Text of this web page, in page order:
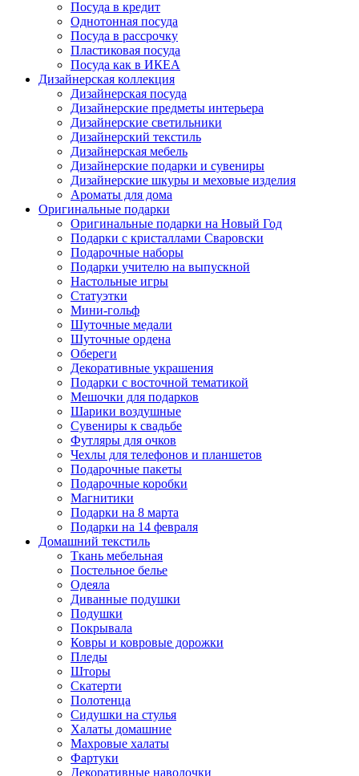
Посуда в кредит
Однотонная посуда
Посуда в рассрочку
Пластиковая посуда
Посуда как в ИКЕА
Дизайнерская коллекция
Дизайнерская посуда
Дизайнерские предметы интерьера
Дизайнерские светильники
Дизайнерский текстиль
Дизайнерская мебель
Дизайнерские подарки и сувениры
Дизайнерские шкуры и меховые изделия
Ароматы для дома
Оригинальные подарки
Оригинальные подарки на Новый Год
Подарки с кристаллами Сваровски
Подарочные наборы
Подарки учителю на выпускной
Настольные игры
Статуэтки
Мини-гольф
Шуточные медали
Шуточные ордена
Обереги
Декоративные украшения
Подарки с восточной тематикой
Мешочки для подарков
Шарики воздушные
Сувениры к свадьбе
Футляры для очков
Чехлы для телефонов и планшетов
Подарочные пакеты
Подарочные коробки
Магнитики
Подарки на 8 марта
Подарки на 14 февраля
Домашний текстиль
Ткань мебельная
Постельное белье
Одеяла
Диванные подушки
Подушки
Покрывала
Ковры и ковровые дорожки
Пледы
Шторы
Скатерти
Полотенца
Сидушки на стулья
Халаты домашние
Махровые халаты
Фартуки
Декоративные наволочки